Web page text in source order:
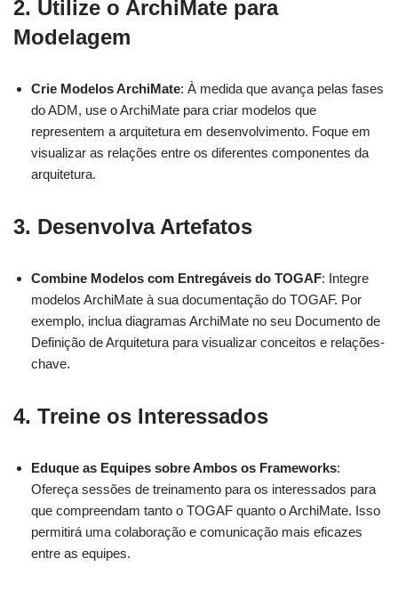
2. Utilize o ArchiMate para
Modelagem
Crie Modelos ArchiMate: À medida que avança pelas fases
do ADM, use o ArchiMate para criar modelos que
representem a arquitetura em desenvolvimento. Foque em
visualizar as relações entre os diferentes componentes da
arquitetura.
3. Desenvolva Artefatos
Combine Modelos com Entregáveis do TOGAF: Integre
modelos ArchiMate à sua documentação do TOGAF. Por
exemplo, inclua diagramas ArchiMate no seu Documento de
Definição de Arquitetura para visualizar conceitos e relações-
chave.
4. Treine os Interessados
Eduque as Equipes sobre Ambos os Frameworks:
Ofereça sessões de treinamento para os interessados para
que compreendam tanto o TOGAF quanto o ArchiMate. Isso
permitirá uma colaboração e comunicação mais eficazes
entre as equipes.